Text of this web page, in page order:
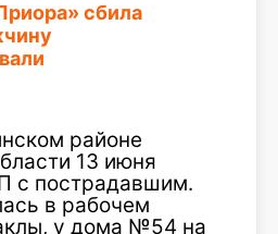
сбила
районе
13 июня
с пострадавшим.
в рабочем
у дома №54 на